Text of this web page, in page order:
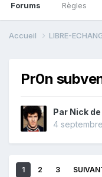
Forums Règles
Accueil LIBRE-
Pr0n
Par Nick
4
1 2 3